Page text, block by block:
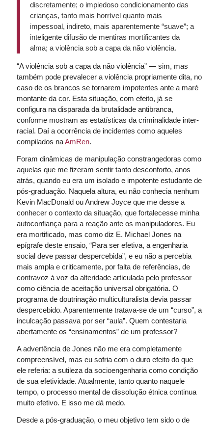
discretamente; o impiedoso condicionamento das
crianças, tanto mais horrível quanto mais
impessoal, indireto, mais aparentemente “suave”; a
inteligente difusão de mentiras mortificantes da
alma; a violência sob a capa da não violência.
“A violência sob a capa da não violência” — sim, mas
também pode prevalecer a violência propriamente dita, no
caso de os brancos se tornarem impotentes ante a maré
montante da cor. Esta situação, com efeito, já se
configura na disparada da brutalidade antibranca,
conforme mostram as estatísticas da criminalidade inter-
racial. Daí a ocorrência de incidentes como aqueles
compilados naAmRen.
Foram dinâmicas de manipulação constrangedoras como
aquelas que me fizeram sentir tanto desconforto, anos
atrás, quando eu era um isolado e impotente estudante de
pós-graduação. Naquela altura, eu não conhecia nenhum
Kevin MacDonald ou Andrew Joyce que me desse a
conhecer o contexto da situação, que fortalecesse minha
autoconfiança para a reação ante os manipuladores. Eu
era mortificado, mas como diz E. Michael Jones na
epígrafe deste ensaio, “Para ser efetiva, a engenharia
social deve passar despercebida”, e eu não a percebia
mais ampla e criticamente, por falta de referências, de
contravoz à voz da alteridade articulada pelo professor
como ciência de aceitação universal obrigatória. O
programa de doutrinação multiculturalista devia passar
despercebido. Aparentemente tratava-se de um “curso”, a
inculcação passava por ser “aula”. Quem contestaria
abertamente os “ensinamentos” de um professor?
A advertência de Jones não me era completamente
compreensível, mas eu sofria com o duro efeito do que
ele referia: a sutileza da socioengenharia como condição
de sua efetividade. Atualmente, tanto quanto naquele
tempo, o processo mental de dissolução étnica continua
muito efetivo. E isso me dá medo.
Desde a pós-graduação, o meu objetivo tem sido o de